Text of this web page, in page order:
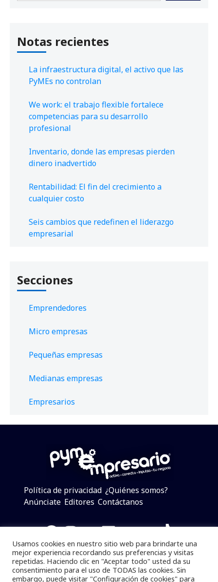
Notas recientes
La infraestructura digital, el activo que las
PyMEs no controlan
We work: el trabajo flexible fortalece
competencias para su desarrollo
profesional
Inventario, donde las empresas pierden
dinero inadvertido
Rentabilidad: El fin del crecimiento a
cualquier costo
Seis cambios que redefinen el liderazgo
empresarial
Secciones
Emprendedores
Micro empresas
Pequeñas empresas
Medianas empresas
Empresarios
Política de privacidad ¿Quiénes somos?
Anúnciate Editores Contáctanos
Facebook
Instagram
Twitter
LinkedIn
Telegram
YouTube
TikTok
Pymempresario © 2025 Todos los derechos reservados.
Usamos cookies en nuestro sitio web para brindarte una
mejor experiencia recordando sus preferencias y visitas
repetidas. Haciendo clic en "Aceptar todo" usted da su
consentimiento para el uso de TODAS las cookies. Sin
embargo, puede visitar "Configuración de cookies" para